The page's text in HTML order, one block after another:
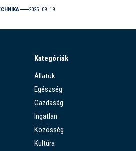
2025. 09. 19.
Kategóriák
Állatok
Egészség
Gazdaság
Ingatlan
Közösség
Kultúra